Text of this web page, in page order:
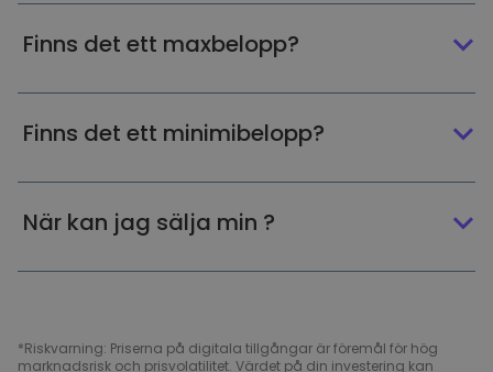
Finns det ett maxbelopp?
Finns det ett minimibelopp?
När kan jag sälja min ?
*Riskvarning: Priserna på digitala tillgångar är föremål för hög
marknadsrisk och prisvolatilitet. Värdet på din investering kan